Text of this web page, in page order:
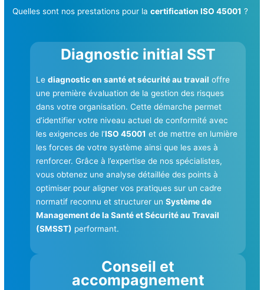
Quelles sont nos prestations pour lacertification ISO 45001 ?
Diagnostic initial SST
Lediagnostic en santé et sécurité au travail offre
une première évaluation de la gestion des risques
dans votre organisation. Cette démarche permet
d’identifier votre niveau actuel de conformité avec
les exigences de l’ISO 45001 et de mettre en lumière
les forces de votre système ainsi que les axes à
renforcer. Grâce à l’expertise de nos spécialistes,
vous obtenez une analyse détaillée des points à
optimiser pour aligner vos pratiques sur un cadre
normatif reconnu et structurer unSystème de
Management de la Santé et Sécurité au Travail
(SMSST) performant.
Conseil et
accompagnement